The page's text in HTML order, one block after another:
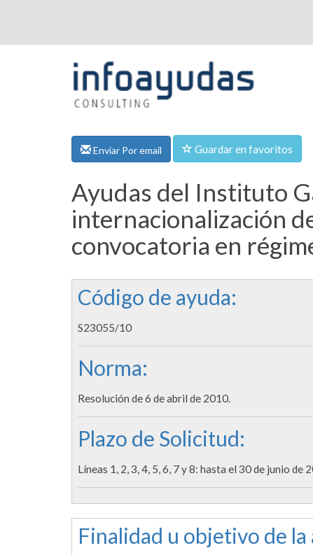
Enviar Por email Guardar en favoritos
Ayudas del Instituto
internacionalización
convocatoria en
Código de ayuda:
S23055/10
Norma:
Resolución de 6 de abril de 2010.
Plazo de Solicitud:
Líneas 1, 2, 3, 4, 5, 6, 7 y 8: hasta el 30 de junio
Finalidad u objetivo de la